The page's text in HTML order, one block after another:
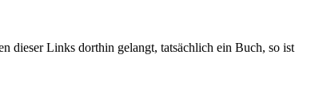
dieser Links dorthin gelangt, tatsächlich ein Buch, so ist